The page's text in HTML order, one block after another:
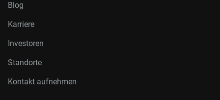
Blog
Karriere
Investoren
Standorte
Kontakt aufnehmen